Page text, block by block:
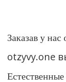
Заказав у
otzyvy.one